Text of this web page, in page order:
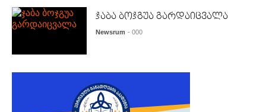
ჯაბა ბოჯგუა გარდაიცვალა
Newsrum - 000